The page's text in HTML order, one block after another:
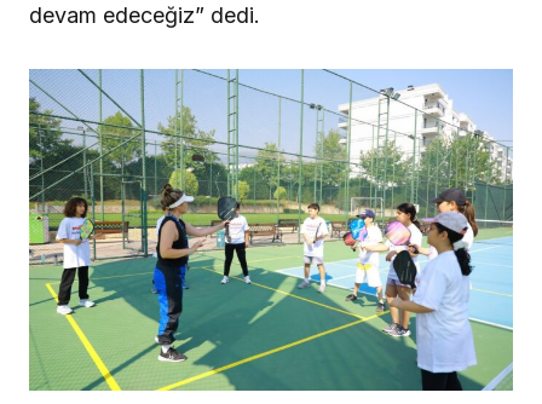
devam edeceğiz” dedi.